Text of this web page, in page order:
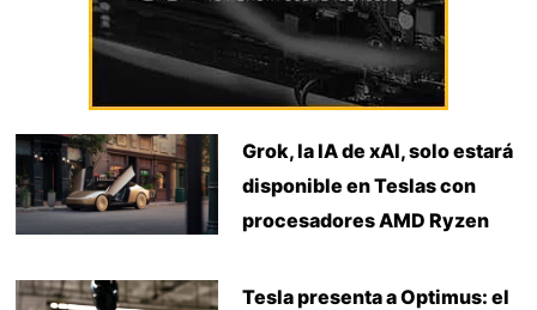
Grok, la IA de xAI, solo estará
disponible en Teslas con
procesadores AMD Ryzen
Tesla presenta a Optimus: el